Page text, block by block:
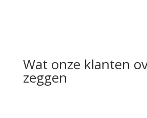
Wat onze klanten
zeggen